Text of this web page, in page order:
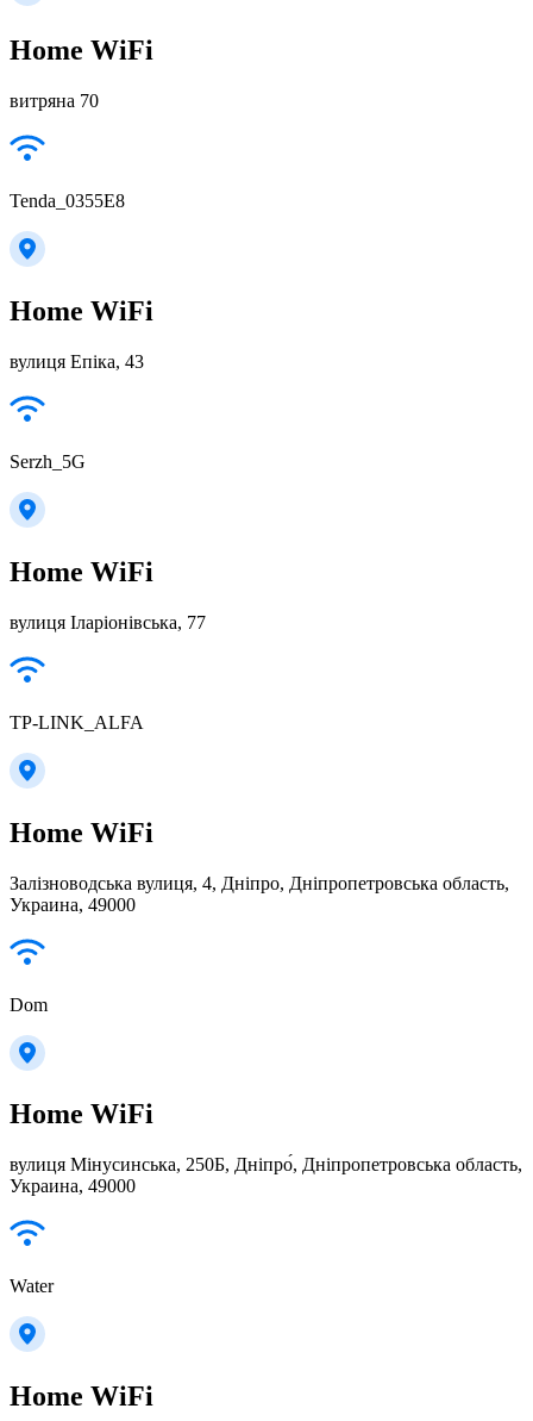
Home WiFi
витряна 70
Tenda_0355E8
Home WiFi
вулиця Епіка, 43
Serzh_5G
Home WiFi
вулиця Іларіонівська, 77
TP-LINK_ALFA
Home WiFi
Залізноводська вулиця, 4, Дніпро, Дніпропетровська область,
Украина, 49000
Dom
Home WiFi
вулиця Мінусинська, 250Б, Дніпро́, Дніпропетровська область,
Украина, 49000
Water
Home WiFi